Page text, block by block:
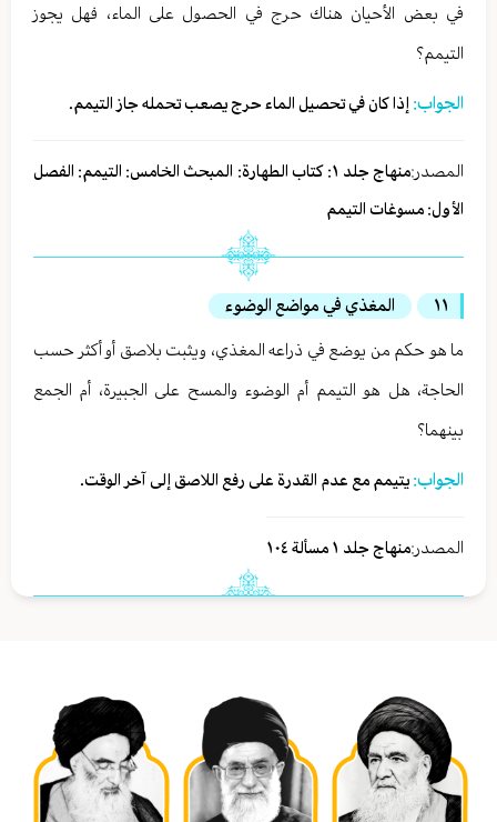
في بعض الأحيان هناك حرج في الحصول على الماء، فهل يجوز
التيمم؟
الجواب: إذا كان في تحصيل الماء حرج يصعب تحمله جاز التيمم.
المصدر:
منهاج جلد ١: كتاب الطهارة: المبحث الخامس: التيمم: الفصل
الأول: مسوغات التيمم
١١
المغذي في مواضع الوضوء
ما هو حكم من يوضع في ذراعه المغذي، ويثبت بلاصق أو أكثر حسب
الحاجة، هل هو التيمم أم الوضوء والمسح على الجبيرة، أم الجمع
بينهما؟
الجواب: يتيمم مع عدم القدرة على رفع اللاصق إلى آخر الوقت.
المصدر:منهاج جلد ١ مسألة ١٠٤